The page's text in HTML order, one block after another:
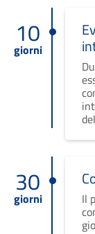
10
giorni
30
giorni Il